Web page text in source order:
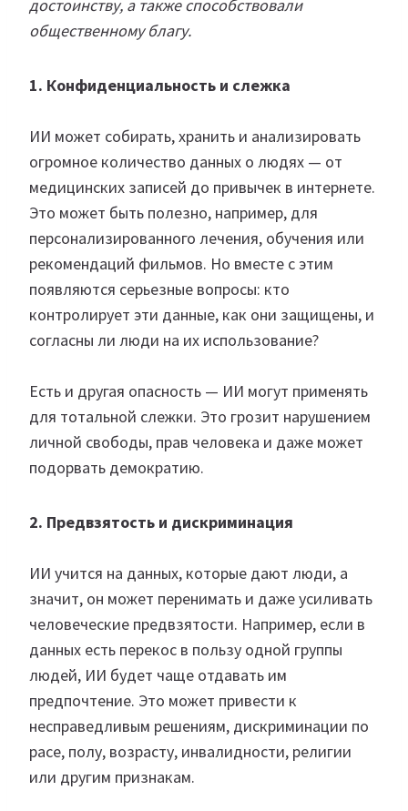
достоинству, а также способствовали
общественному благу.
1. Конфиденциальность и слежка
ИИ может собирать, хранить и анализировать
огромное количество данных о людях — от
медицинских записей до привычек в интернете.
Это может быть полезно, например, для
персонализированного лечения, обучения или
рекомендаций фильмов. Но вместе с этим
появляются серьезные вопросы: кто
контролирует эти данные, как они защищены, и
согласны ли люди на их использование?
Есть и другая опасность — ИИ могут применять
для тотальной слежки. Это грозит нарушением
личной свободы, прав человека и даже может
подорвать демократию.
2. Предвзятость и дискриминация
ИИ учится на данных, которые дают люди, а
значит, он может перенимать и даже усиливать
человеческие предвзятости. Например, если в
данных есть перекос в пользу одной группы
людей, ИИ будет чаще отдавать им
предпочтение. Это может привести к
несправедливым решениям, дискриминации по
расе, полу, возрасту, инвалидности, религии
или другим признакам.